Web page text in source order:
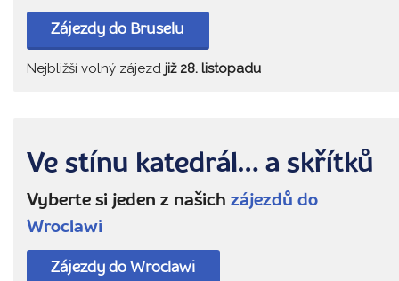
Zájezdy do Bruselu
Nejbližší volný zájezd již 28. listopadu
Ve stínu katedrál… a skřítků
Vyberte si jeden z našich zájezdů do
Wroclawi
Zájezdy do Wroclawi